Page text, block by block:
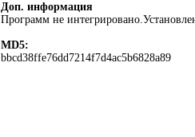
Доп. информация
Программ не
MD5:
bbcd38ffe76dd7214f7d4ac5b6828a89